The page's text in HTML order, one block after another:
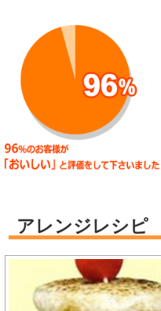
アレンジレシピ